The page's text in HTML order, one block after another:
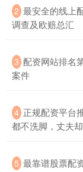
2 最安全的线上
调查及欧赔总汇
3 配资网站排名
案件
4 正规配资平台
都不洗脚，丈夫
5 最靠谱股票配